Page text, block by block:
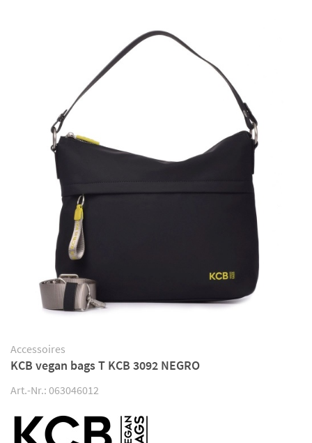
Accessoires
KCB vegan bags T KCB 3092 NEGRO
Art.-Nr.: 063046012